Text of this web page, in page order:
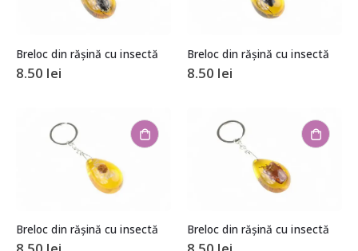
Breloc din rășină cu insectă
8.50 lei
Breloc din rășină cu insectă
8.50 lei
Breloc din rășină cu insectă Breloc din rășină cu insectă